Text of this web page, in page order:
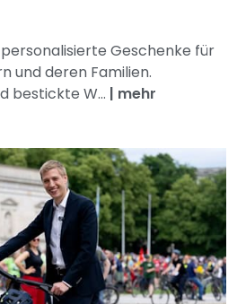
Geschenke für
und deren Familien.
bestickte W... | mehr